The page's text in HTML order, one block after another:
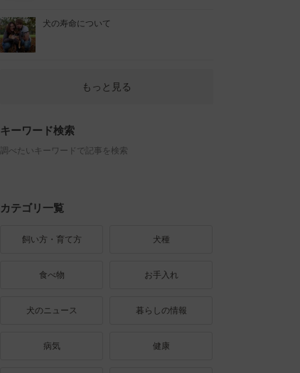
犬の寿命について
もっと見る
キーワード検索
調べたいキーワードで記事を検索
カテゴリ一覧
飼い方・育て方 犬種
食べ物 お手入れ
犬のニュース 暮らしの情報
病気 健康